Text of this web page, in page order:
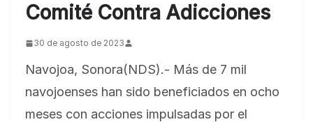
Comité Contra Adicciones
30 de agosto de 2023
Navojoa, Sonora(NDS).- Más de 7 mil
navojoenses han sido beneficiados en ocho
meses con acciones impulsadas por el